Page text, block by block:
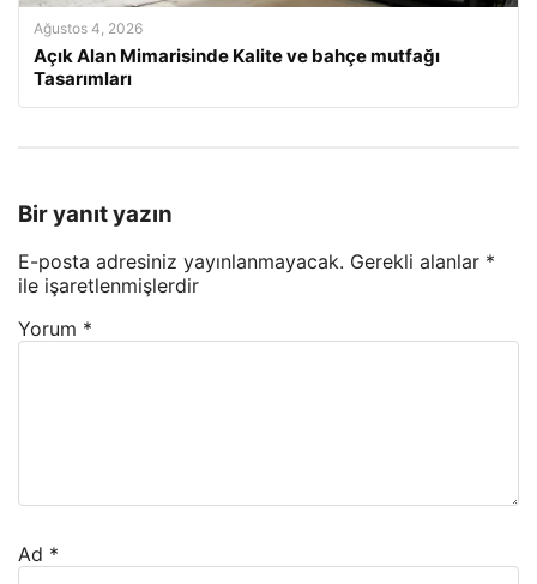
Ağustos 4, 2026
Açık Alan Mimarisinde Kalite ve bahçe mutfağı
Tasarımları
Bir yanıt yazın
E-posta adresiniz yayınlanmayacak. Gerekli alanlar *
ile işaretlenmişlerdir
Yorum *
Ad *